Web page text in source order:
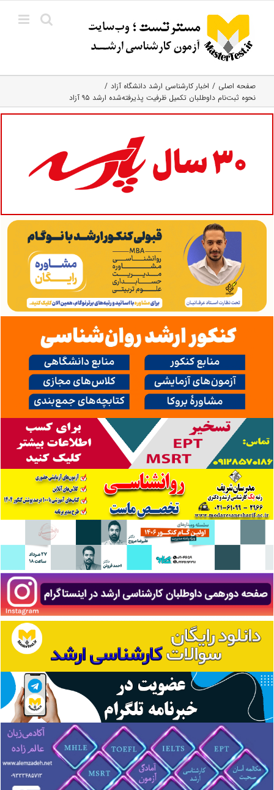
content
صفحه اصلی
اخبار کارشناسی ارشد دانشگاه آزاد
نحوه ثبت‌نام داوطلبان تکمیل ظرفیت پذیرفته‌شده ارشد ۹۵ آزاد